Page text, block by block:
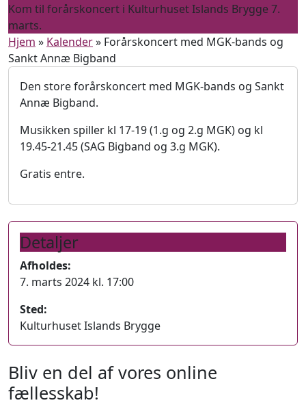
Kom til forårskoncert i Kulturhuset Islands Brygge 7.
marts.
Hjem » Kalender» Forårskoncert med MGK-bands og
Sankt Annæ Bigband
Den store forårskoncert med MGK-bands og Sankt
Annæ Bigband.
Musikken spiller kl 17-19 (1.g og 2.g MGK) og kl
19.45-21.45 (SAG Bigband og 3.g MGK).
Gratis entre.
Detaljer
Afholdes:
7. marts 2024 kl. 17:00
Sted:
Kulturhuset Islands Brygge
Bliv en del af vores online
fællesskab!